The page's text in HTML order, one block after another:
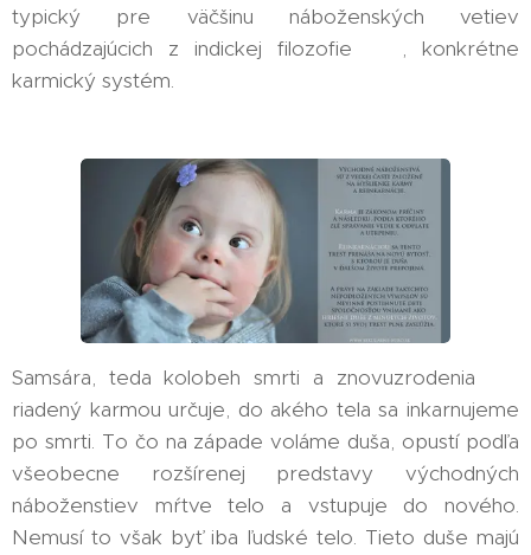
typický pre väčšinu náboženských vetiev
pochádzajúcich z indickej filozofie 🕉️, konkrétne
karmický systém.
Samsára, teda kolobeh smrti a znovuzrodenia ♻️
riadený karmou určuje, do akého tela sa inkarnujeme
po smrti. To čo na západe voláme duša, opustí podľa
všeobecne rozšírenej predstavy východných
náboženstiev mŕtve telo a vstupuje do nového.
Nemusí to však byť iba ľudské telo. Tieto duše majú